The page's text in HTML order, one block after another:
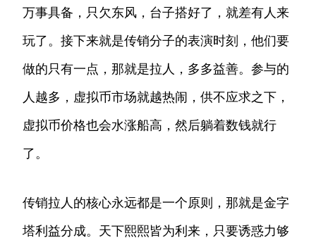
万事具备，只欠东风，台子搭好了，就差有人来
玩了。接下来就是传销分子的表演时刻，他们要
做的只有一点，那就是拉人，多多益善。参与的
人越多，虚拟币市场就越热闹，供不应求之下，
虚拟币价格也会水涨船高，然后躺着数钱就行
了。
传销拉人的核心永远都是一个原则，那就是金字
塔利益分成。天下熙熙皆为利来，只要诱惑力够